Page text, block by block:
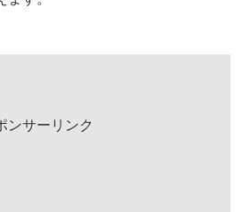
ンサーリンク